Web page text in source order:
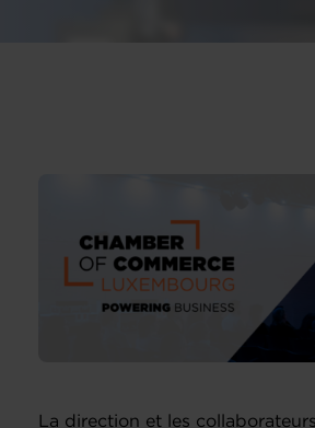
La direction et les